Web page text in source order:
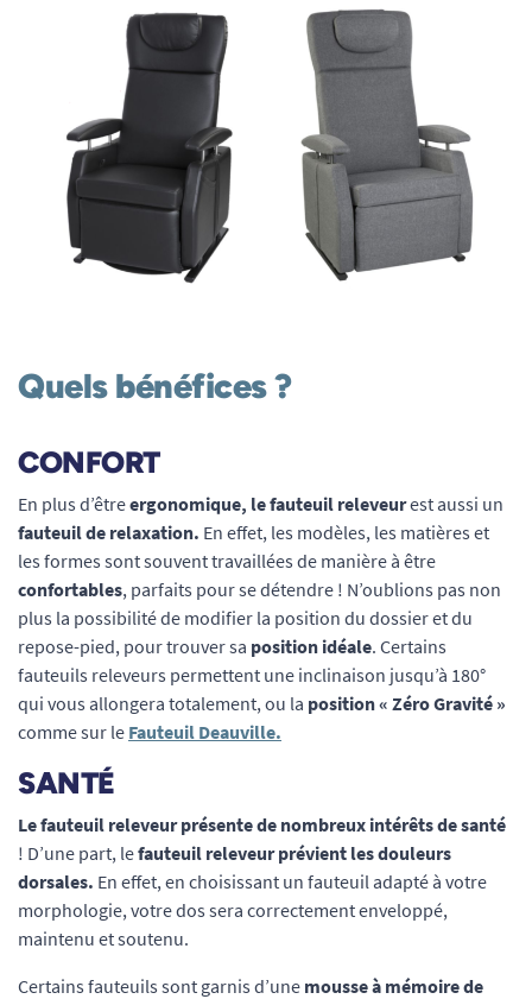
Quels bénéfices ?
CONFORT
En plus d’êtreergonomique, le fauteuil releveurest aussi un
fauteuil de relaxation. En effet, les modèles, les matières et
les formes sont souvent travaillées de manière à être
confortables, parfaits pour se détendre ! N’oublions pas non
plus la possibilité de modifier la position du dossier et du
repose-pied, pour trouver sa position idéale. Certains
fauteuils releveurs permettent une inclinaison jusqu’à 180°
qui vous allongera totalement, ou la position « Zéro Gravité »
comme sur le Fauteuil Deauville.
SANTÉ
Le fauteuil releveur présente de nombreux intérêts de santé
! D’une part, lefauteuil releveur prévient les douleurs
dorsales. En effet, en choisissant un fauteuil adapté à votre
morphologie, votre dos sera correctement enveloppé,
maintenu et soutenu.
Certains fauteuils sont garnis d’une mousse à mémoire de